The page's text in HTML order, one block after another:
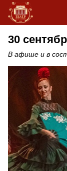
30
В афише и в